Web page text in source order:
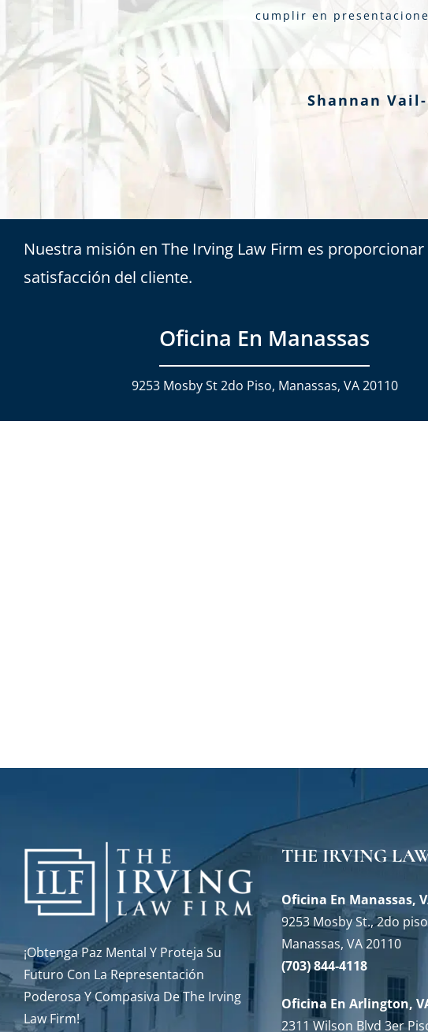
cumplir en
Shannan
Nuestra misión en The Irving Law Firm es
satisfacción del cliente.
Oficina En Manassas
9253 Mosby St 2do Piso, Manassas, VA 20110
¡Obtenga Paz Mental Y Proteja Su
Futuro Con La Representación
Poderosa Y Compasiva De The Irving
Law Firm!
THE IRVING
Oficina En Manassas,
9253 Mosby St., 2do piso
Manassas, VA 20110
(703) 844-4118
Oficina En Arlington,
2311 Wilson Blvd 3er